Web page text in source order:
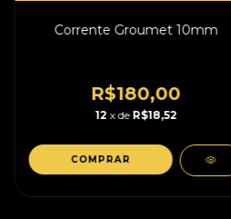
Corrente Groumet 10mm
R$180,00
12 x de R$18,52
COMPRAR